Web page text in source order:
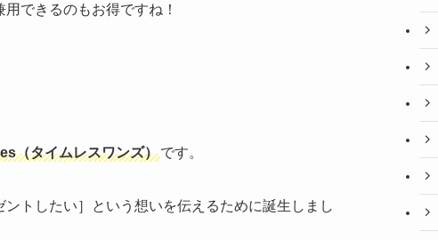
できるのもお得ですね！
（タイムレスワンズ）です。
トしたい］という想いを伝えるために誕生しまし